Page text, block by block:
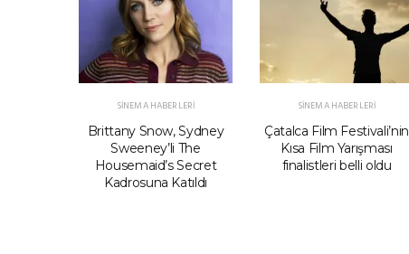
SINEMA HABERLERI
Brittany Snow, Sydney
Sweeney’li The
Housemaid’s Secret
Kadrosuna Katıldı
SINEMA HABERLERI
Çatalca Film Festivali’nin
Kısa Film Yarışması
finalistleri belli oldu